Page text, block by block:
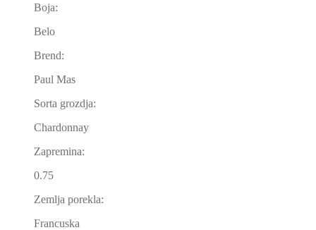
Boja:
Belo
Brend:
Paul Mas
Sorta grozdja:
Chardonnay
Zapremina:
0.75
Zemlja porekla:
Francuska